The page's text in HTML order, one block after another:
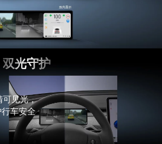
双光守护
可见光，
车安全